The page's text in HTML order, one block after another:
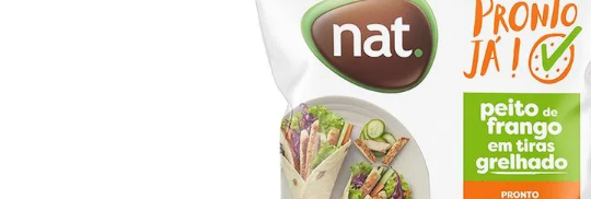
9º ovo
10 iogurte